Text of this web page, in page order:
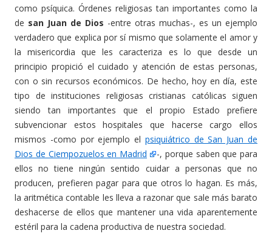
como psíquica. Órdenes religiosas tan importantes como la
de san Juan de Dios -entre otras muchas-, es un ejemplo
verdadero que explica por sí mismo que solamente el amor y
la misericordia que les caracteriza es lo que desde un
principio propició el cuidado y atención de estas personas,
con o sin recursos económicos. De hecho, hoy en día, este
tipo de instituciones religiosas cristianas católicas siguen
siendo tan importantes que el propio Estado prefiere
subvencionar estos hospitales que hacerse cargo ellos
mismos -como por ejemplo el psiquiátrico de San Juan de
Dios de Ciempozuelos en Madrid
-, porque saben que para
ellos no tiene ningún sentido cuidar a personas que no
producen, prefieren pagar para que otros lo hagan. Es más,
la aritmética contable les lleva a razonar que sale más barato
deshacerse de ellos que mantener una vida aparentemente
estéril para la cadena productiva de nuestra sociedad.